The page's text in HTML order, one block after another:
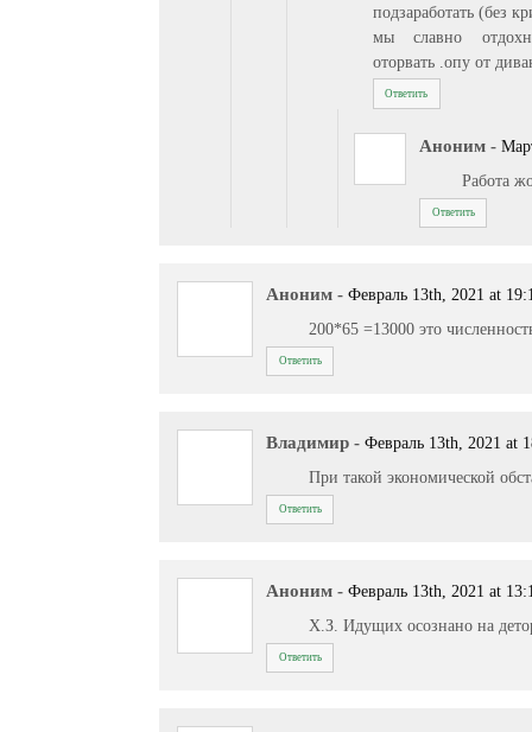
подзаработать (без
мы славно
оторвать .опу от
Ответить
Аноним -
Работа
Ответить
Аноним - Февраль 13th, 2021 at
200*65 =13000 это
Ответить
Владимир - Февраль 13th, 2021 at
При такой экономической
Ответить
Аноним - Февраль 13th, 2021 at
Х.З. Идущих осознано на
Ответить